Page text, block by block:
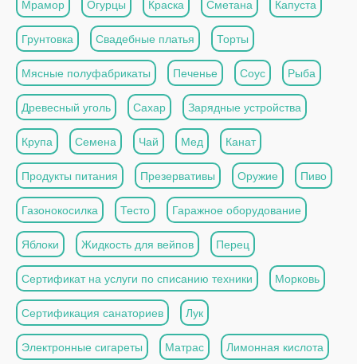
Мрамор Огурцы Краска Сметана Капуста
Грунтовка Свадебные платья Торты
Мясные полуфабрикаты Печенье Соус Рыба
Древесный уголь Сахар Зарядные устройства
Крупа Семена Чай Мед Канат
Продукты питания Презервативы Оружие Пиво
Газонокосилка Тесто Гаражное оборудование
Яблоки Жидкость для вейпов Перец
Сертификат на услуги по списанию техники Морковь
Сертификация санаториев Лук
Электронные сигареты Матрас Лимонная кислота